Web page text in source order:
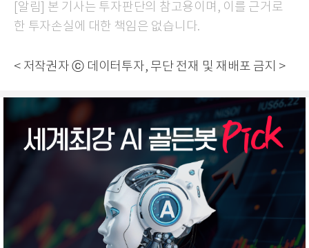
[알림] 본 기사는 투자판단의 참고용이며, 이를 근거로
한 투자손실에 대한 책임은 없습니다.
< 저작권자 ⓒ 데이터투자, 무단 전재 및 재배포 금지 >